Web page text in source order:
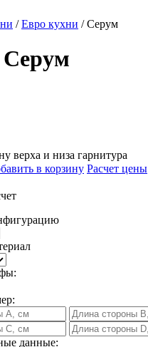
/Евро кухни / Серум
верха и низа гарнитура
в корзину Расчет цены
данные: